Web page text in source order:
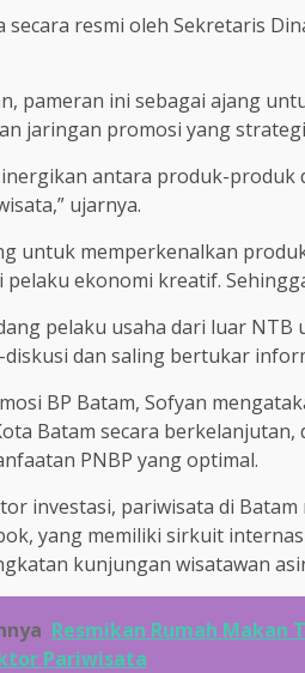
secara resmi oleh Sekretaris
pameran ini sebagai ajang
jaringan promosi yang
antara produk-
ujarnya.
untuk memperkenalkan
ekonomi kreatif.
pelaku usaha dari luar
dan saling bertukar
BP Batam, Sofyan
Batam secara
PNBP yang optimal.
investasi, pariwisata di
yang memiliki sirkuit
kunjungan wisatawan
Resmikan Rumah Makan
Pariwisata